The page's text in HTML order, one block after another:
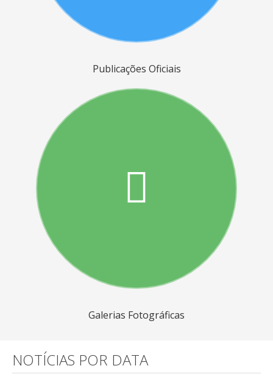
Publicações Oficiais
Galerias Fotográficas
NOTÍCIAS POR DATA